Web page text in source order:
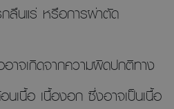
ลืนแร่ หรือการผ่าตัด
จเกิดจากความผิดปกติทาง
เนื้อ เนื้องอก ซึ่งอาจเป็นเนื้อ